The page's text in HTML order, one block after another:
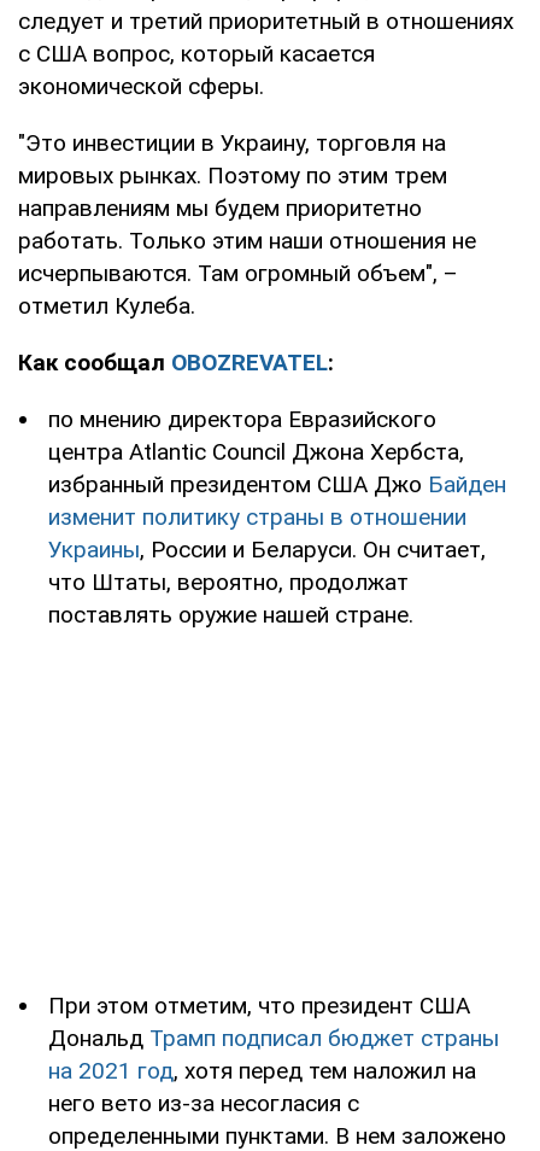
следует и третий приоритетный в отношениях
с США вопрос, который касается
экономической сферы.
"Это инвестиции в Украину, торговля на
мировых рынках. Поэтому по этим трем
направлениям мы будем приоритетно
работать. Только этим наши отношения не
исчерпываются. Там огромный объем", –
отметил Кулеба.
Как сообщал OBOZREVATEL:
по мнению директора Евразийского
центра Atlantic Council Джона Хербста,
избранный президентом США Джо Байден
изменит политику страны в отношении
Украины, России и Беларуси. Он считает,
что Штаты, вероятно, продолжат
поставлять оружие нашей стране.
При этом отметим, что президент США
Дональд Трамп подписал бюджет страны
на 2021 год, хотя перед тем наложил на
него вето из-за несогласия с
определенными пунктами. В нем заложено